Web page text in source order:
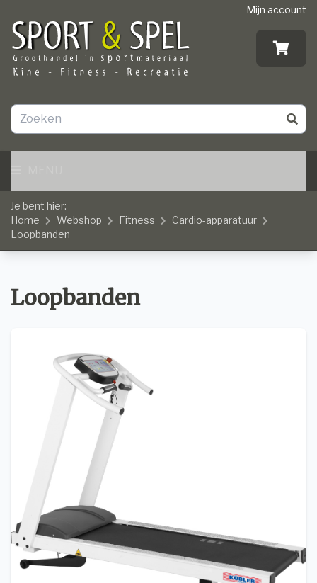
Mijn account
Je bent hier:
Home
Webshop Fitness
Cardio-apparatuur
Loopbanden
Loopbanden